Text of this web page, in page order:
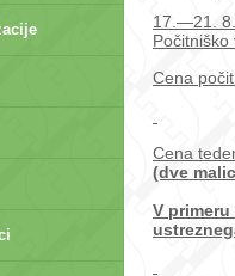
17.—21.
Počitniško
Cena
Cena
(dve
V